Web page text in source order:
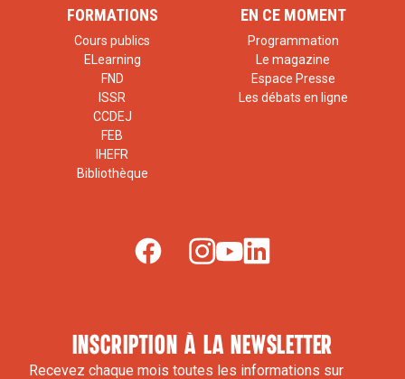
FORMATIONS
Cours publics
ELearning
FND
ISSR
CCDEJ
FEB
IHEFR
Bibliothèque
EN CE MOMENT
Programmation
Le magazine
Espace Presse
Les débats en ligne
inscription à la newsletter
Recevez chaque mois toutes les informations sur